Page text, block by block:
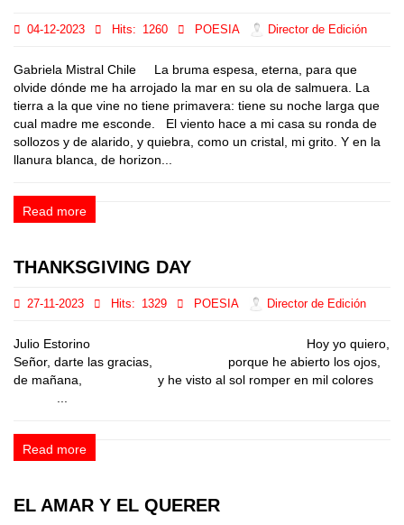
04-12-2023 Hits: 1260 POESIA Director de Edición
Gabriela Mistral Chile La bruma espesa, eterna, para que
olvide dónde me ha arrojado la mar en su ola de salmuera. La
tierra a la que vine no tiene primavera: tiene su noche larga que
cual madre me esconde. El viento hace a mi casa su ronda de
sollozos y de alarido, y quiebra, como un cristal, mi grito. Y en la
llanura blanca, de horizon...
Read more
THANKSGIVING DAY
27-11-2023 Hits: 1329 POESIA Director de Edición
Julio Estorino Hoy yo quiero,
Señor, darte las gracias, porque he abierto los ojos,
de mañana, y he visto al sol romper en mil colores
...
Read more
EL AMAR Y EL QUERER